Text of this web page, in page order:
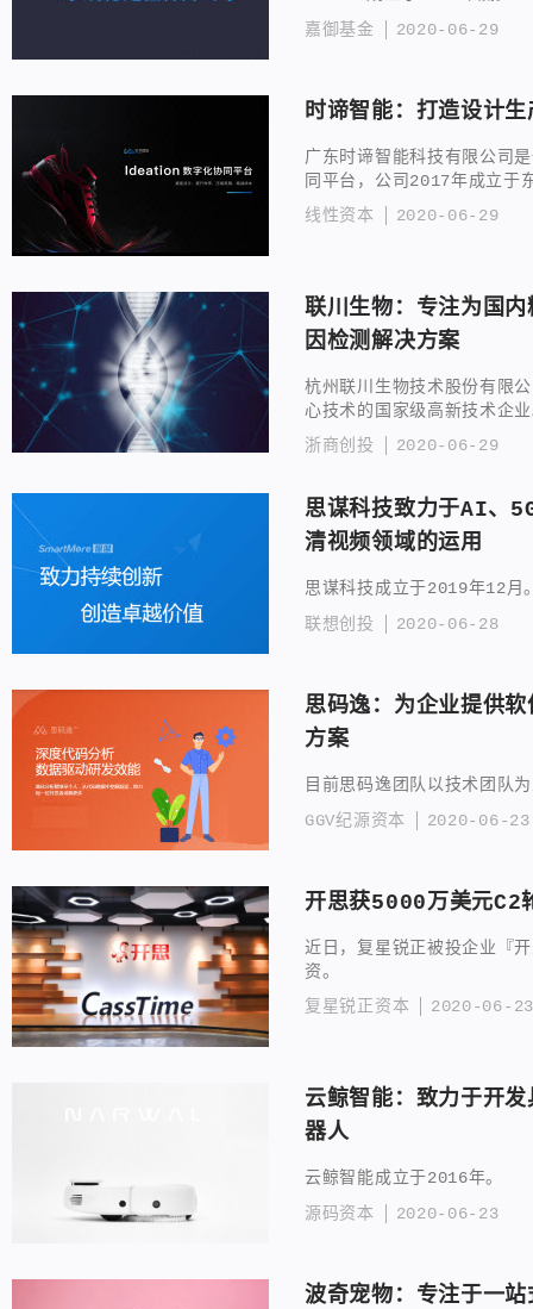
嘉御基金
2020-06-29
时谛智能：打造设计
广东时谛智能科技有限公司
同平台，公司2017年成立于
线性资本
2020-06-29
联川生物：专注为国
因检测解决方案
杭州联川生物技术股份有限
心技术的国家级高新技术企
浙商创投
2020-06-29
思谋科技致力于AI、
清视频领域的运用
思谋科技成立于2019年12月
联想创投
2020-06-28
思码逸：为企业提供
方案
目前思码逸团队以技术团队
GGV纪源资本
2020-06-23
开思获5000万美元
近日，复星锐正被投企业『
资。
复星锐正资本
2020-06-23
云鲸智能：致力于开
器人
云鲸智能成立于2016年。
源码资本
2020-06-23
波奇宠物：专注于一